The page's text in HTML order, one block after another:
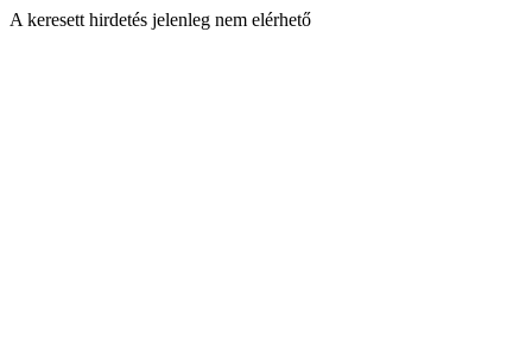
A keresett hirdetés jelenleg nem elérhető